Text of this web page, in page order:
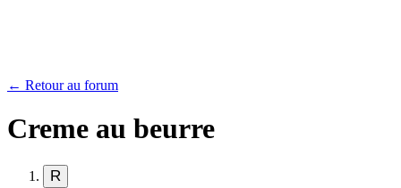
← Retour au forum
Creme au beurre
R